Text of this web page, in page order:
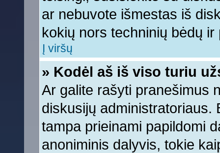
ar nebuvote išmestas iš
kokių nors techninių bėdų
Į viršų
» Kodėl aš iš viso turiu
Ar galite rašyti pranešimus
diskusijų administratoriaus.
tampa prieinami papildomi
anoniminis dalyvis, tokie